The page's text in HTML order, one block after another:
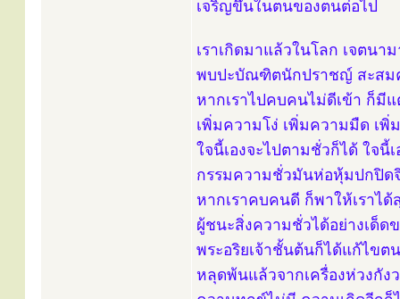
เจริญขึ้นในตนของตนต่อไป
เราเกิดมาแล้วในโลก เจตน
พบปะบัณฑิตนักปราชญ์ สะส
หากเราไปคบคนไม่ดีเข้า ก็มี
เพิ่มความโง่ เพิ่มความมืด เ
ใจนี้เองจะไปตามชั่วก็ได้ ใจนี้
กรรมความชั่วมันห่อหุ้มปกปิด
หากเราคบคนดี ก็พาให้เราไ
ผู้ชนะสิ่งความชั่วได้อย่างเด็ด
พระอริยเจ้าชั้นต้นก็ได้แก้ไขต
หลุดพ้นแล้วจากเครื่องห่วงกัง